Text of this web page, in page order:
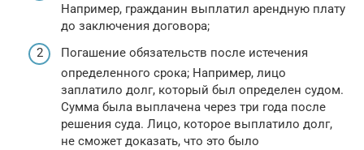
Например, гражданин выплатил арендную плату
до заключения договора;
Погашение обязательств после истечения
определенного срока; Например, лицо
заплатило долг, который был определен судом.
Сумма была выплачена через три года после
решения суда. Лицо, которое выплатило долг,
не сможет доказать, что это было